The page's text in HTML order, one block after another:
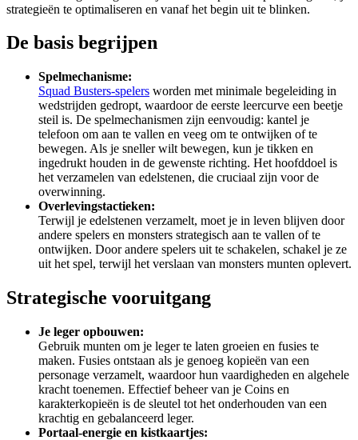
strategieën te optimaliseren en vanaf het begin uit te blinken.
De basis begrijpen
Spelmechanisme:
Squad Busters-spelers worden met minimale begeleiding in
wedstrijden gedropt, waardoor de eerste leercurve een beetje
steil is. De spelmechanismen zijn eenvoudig: kantel je
telefoon om aan te vallen en veeg om te ontwijken of te
bewegen. Als je sneller wilt bewegen, kun je tikken en
ingedrukt houden in de gewenste richting. Het hoofddoel is
het verzamelen van edelstenen, die cruciaal zijn voor de
overwinning.
Overlevingstactieken:
Terwijl je edelstenen verzamelt, moet je in leven blijven door
andere spelers en monsters strategisch aan te vallen of te
ontwijken. Door andere spelers uit te schakelen, schakel je ze
uit het spel, terwijl het verslaan van monsters munten oplevert.
Strategische vooruitgang
Je leger opbouwen:
Gebruik munten om je leger te laten groeien en fusies te
maken. Fusies ontstaan als je genoeg kopieën van een
personage verzamelt, waardoor hun vaardigheden en algehele
kracht toenemen. Effectief beheer van je Coins en
karakterkopieën is de sleutel tot het onderhouden van een
krachtig en gebalanceerd leger.
Portaal-energie en kistkaartjes: